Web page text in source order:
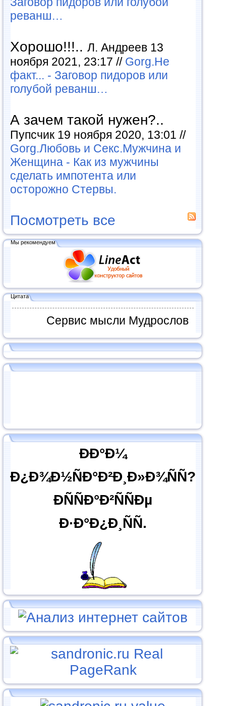
реванш…
Хорошо!!!.. Л. Андреев 13
ноября 2021, 23:17 // Gorg.Не
факт... - Заговор пидоров или
голубой реванш…
А зачем такой нужен?..
Пупсчик 19 ноября 2020, 13:01 //
Gorg.Любовь и Секс.Мужчина и
Женщина - Как из мужчины
сделать импотента или
осторожно Стервы.
Посмотреть все
Мы рекомендуем
Цитата
Сервис мысли Мудрослов
ÐÐ°Ð¼
Ð¿Ð¾Ð½ÑÐ°Ð²Ð¸Ð»Ð¾ÑÑ?
ÐÑÑÐ°Ð²ÑÑÐµ
Ð·Ð°Ð¿Ð¸ÑÑ.